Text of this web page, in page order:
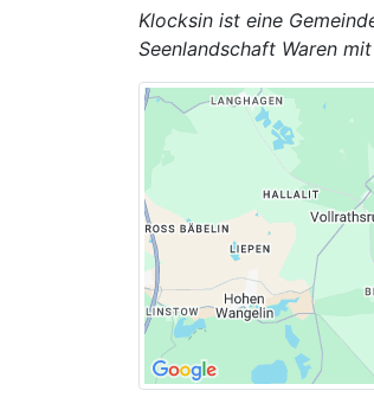
Klocksin ist eine
Seenlandschaft Waren